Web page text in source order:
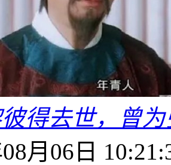
得去世，曾
月06日